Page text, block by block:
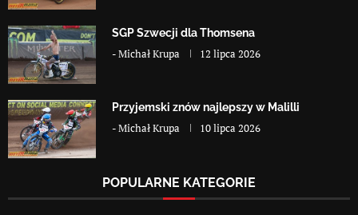
SGP Szwecji dla Thomsena
-Michał Krupa 12 lipca 2026
Przyjemski znów najlepszy w Malilli
-Michał Krupa 10 lipca 2026
POPULARNE KATEGORIE